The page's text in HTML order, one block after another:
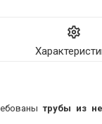
трубы из